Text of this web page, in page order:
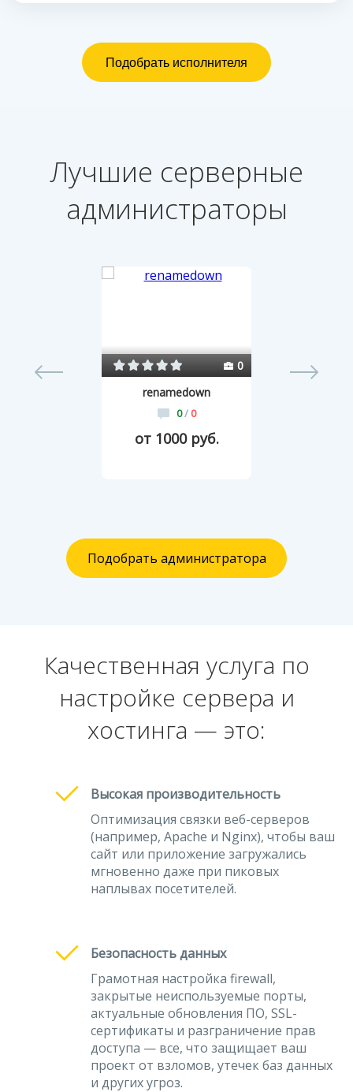
Лучшие серверные
администраторы
0
renamedown
0/ 0
от 1000 руб.
Подобрать администратора
Качественная услуга по
настройке сервера и
хостинга — это:
Высокая производительность
Оптимизация связки веб-серверов
(например, Apache и Nginx), чтобы ваш
сайт или приложение загружались
мгновенно даже при пиковых
наплывах посетителей.
Безопасность данных
Грамотная настройка firewall,
закрытые неиспользуемые порты,
актуальные обновления ПО, SSL-
сертификаты и разграничение прав
доступа — все, что защищает ваш
проект от взломов, утечек баз данных
и других угроз.